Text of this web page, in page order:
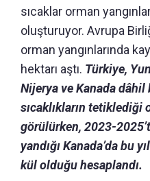
sıcaklar orman
oluşturuyor. Avrupa
orman yangınlarında
hektarı aştı. Türkiye,
Nijerya ve Kanada
sıcaklıkların tetiklediği
görülürken, 2023-
yandığı Kanada’da bu
kül olduğu hesaplandı.